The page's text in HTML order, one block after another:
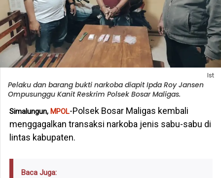
Ist
Pelaku dan barang bukti narkoba diapit Ipda Roy Jansen
Ompusunggu Kanit Reskrim Polsek Bosar Maligas.
Simalungun, MPOL-Polsek Bosar Maligas kembali
menggagalkan transaksi narkoba jenis sabu-sabu di
lintas kabupaten.
Baca Juga: